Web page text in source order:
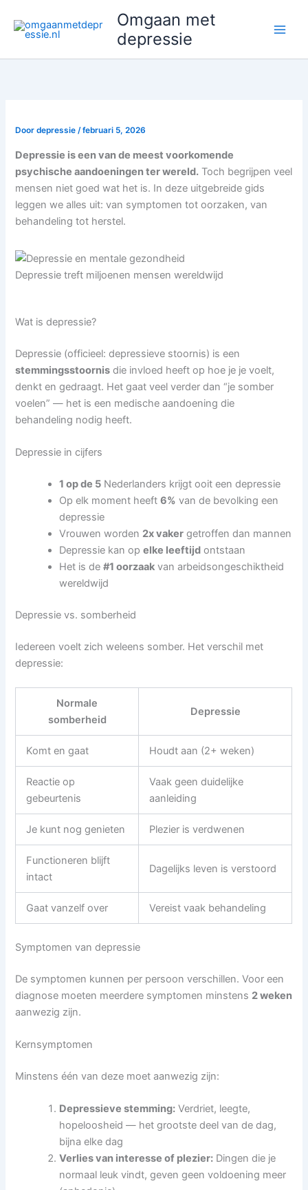
naar
inhoud
Omgaan met
depressie
Doordepressie/februari 5, 2026
Depressie is een van de meest voorkomende
psychische aandoeningen ter wereld. Toch begrijpen veel
mensen niet goed wat het is. In deze uitgebreide gids
leggen we alles uit: van symptomen tot oorzaken, van
behandeling tot herstel.
Depressie treft miljoenen mensen wereldwijd
Wat is depressie?
Depressie (officieel: depressieve stoornis) is een
stemmingsstoornis die invloed heeft op hoe je je voelt,
denkt en gedraagt. Het gaat veel verder dan “je somber
voelen” — het is een medische aandoening die
behandeling nodig heeft.
Depressie in cijfers
1 op de 5 Nederlanders krijgt ooit een depressie
Op elk moment heeft6% van de bevolking een
depressie
Vrouwen worden 2x vaker getroffen dan mannen
Depressie kan opelke leeftijd ontstaan
Het is de#1 oorzaak van arbeidsongeschiktheid
wereldwijd
Depressie vs. somberheid
Iedereen voelt zich weleens somber. Het verschil met
depressie:
Normale
somberheid
Depressie
Komt en gaat Houdt aan (2+ weken)
Reactie op
gebeurtenis
Vaak geen duidelijke
aanleiding
Je kunt nog genieten Plezier is verdwenen
Functioneren blijft
intact
Dagelijks leven is verstoord
Gaat vanzelf over Vereist vaak behandeling
Symptomen van depressie
De symptomen kunnen per persoon verschillen. Voor een
diagnose moeten meerdere symptomen minstens 2 weken
aanwezig zijn.
Kernsymptomen
Minstens één van deze moet aanwezig zijn:
Depressieve stemming: Verdriet, leegte,
hopeloosheid — het grootste deel van de dag,
bijna elke dag
Verlies van interesse of plezier: Dingen die je
normaal leuk vindt, geven geen voldoening meer